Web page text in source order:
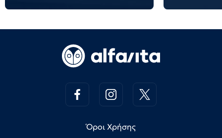
Όροι Χρήσης